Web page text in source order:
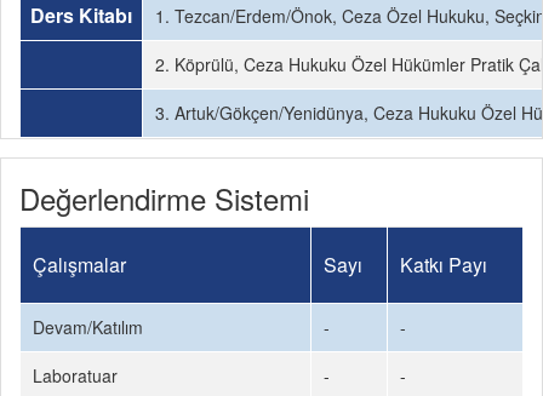
Ders Kitabı
1. Tezcan/Erdem/Önok, Ceza Özel Hukuku,
2. Köprülü, Ceza Hukuku Özel Hükümler Pratik
3. Artuk/Gökçen/Yenidünya, Ceza Hukuku Özel
Değerlendirme Sistemi
Çalışmalar Sayı Katkı Payı
Devam/Katılım -
-
Laboratuar
-
-